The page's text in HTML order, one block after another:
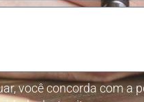
você concorda com a